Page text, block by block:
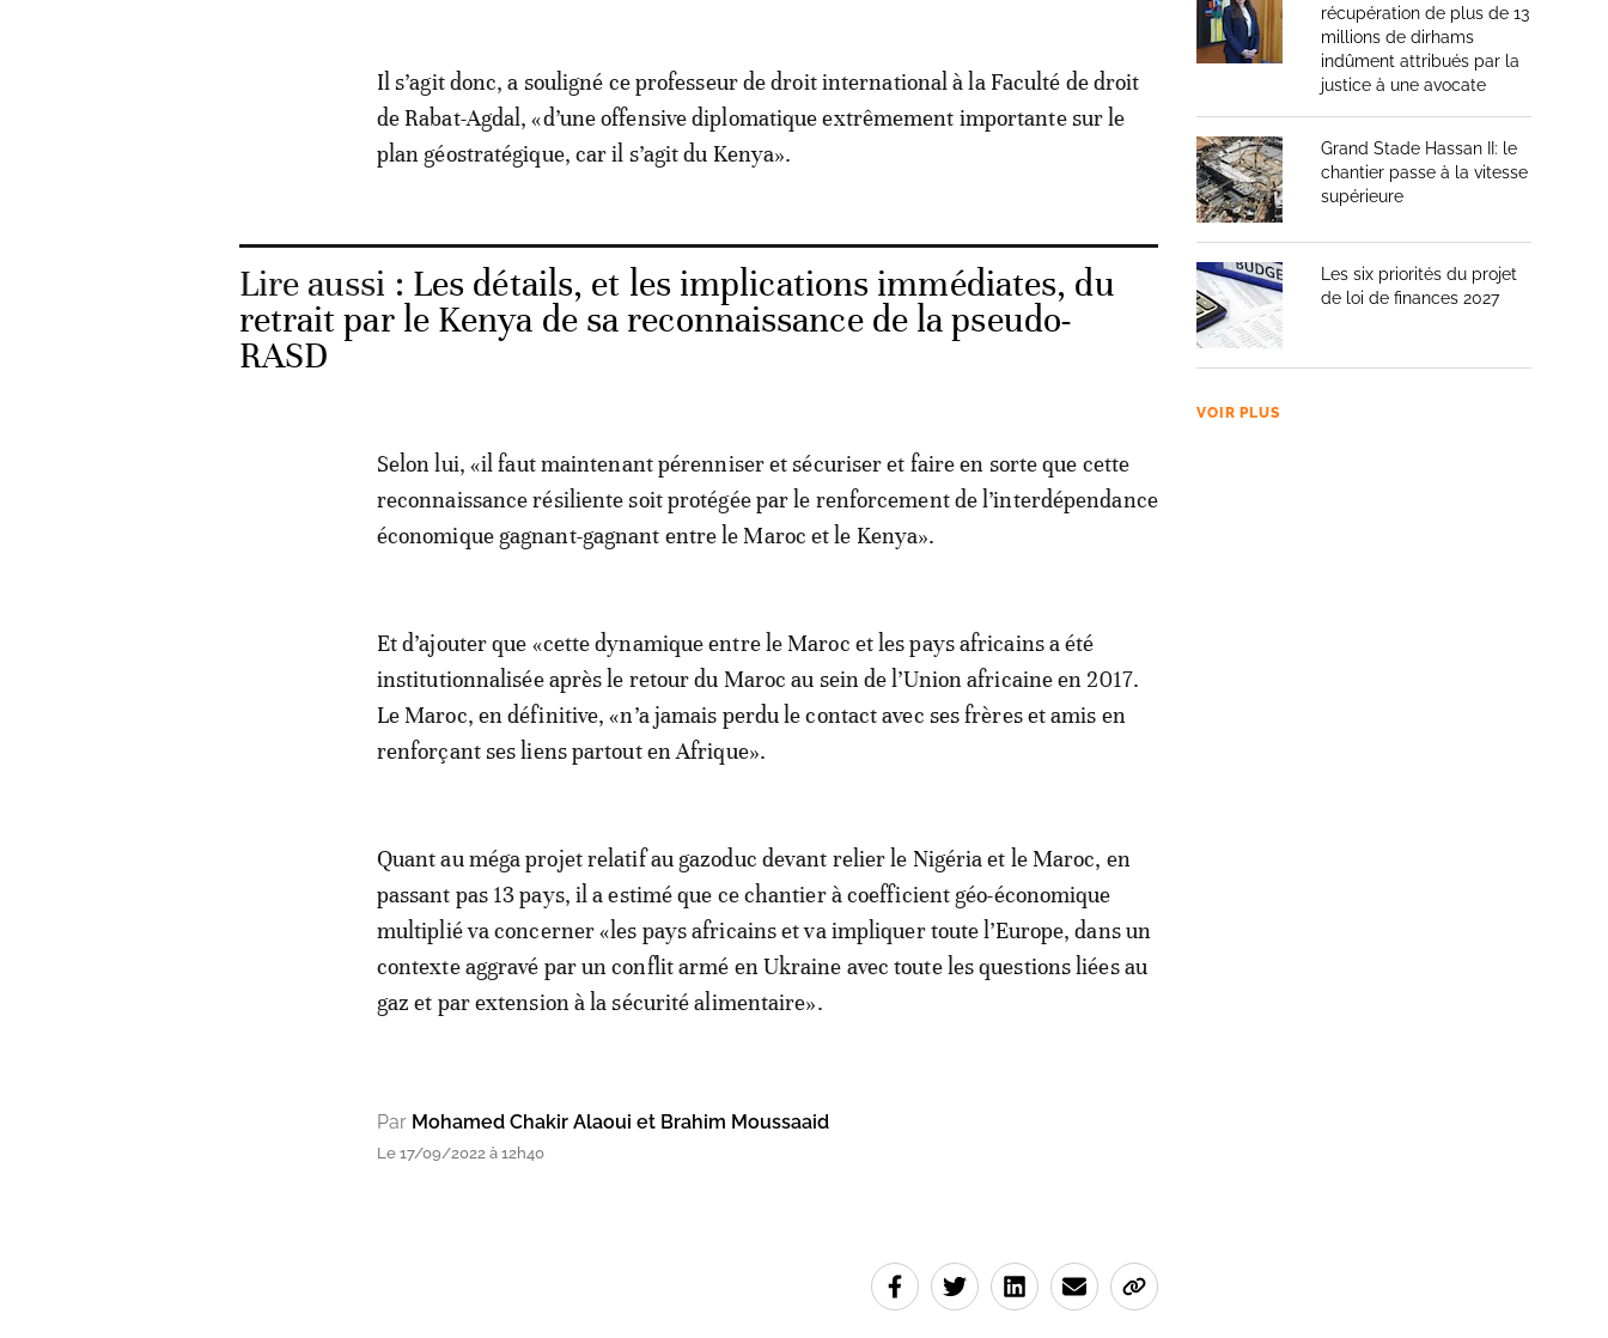
Il s’agit donc, a souligné ce professeur de droit international à la Faculté de droit
de Rabat-Agdal, «d’une offensive diplomatique extrêmement importante sur le
plan géostratégique, car il s’agit du Kenya».
Lire aussi : Les détails, et les implications immédiates, du
retrait par le Kenya de sa reconnaissance de la pseudo-
RASD
Selon lui, «il faut maintenant pérenniser et sécuriser et faire en sorte que cette
reconnaissance résiliente soit protégée par le renforcement de l’interdépendance
économique gagnant-gagnant entre le Maroc et le Kenya».
Et d’ajouter que «cette dynamique entre le Maroc et les pays africains a été
institutionnalisée après le retour du Maroc au sein de l’Union africaine en 2017.
Le Maroc, en définitive, «n’a jamais perdu le contact avec ses frères et amis en
renforçant ses liens partout en Afrique».
Quant au méga projet relatif au gazoduc devant relier le Nigéria et le Maroc, en
passant pas 13 pays, il a estimé que ce chantier à coefficient géo-économique
multiplié va concerner «les pays africains et va impliquer toute l’Europe, dans un
contexte aggravé par un conflit armé en Ukraine avec toute les questions liées au
gaz et par extension à la sécurité alimentaire».
Par Mohamed Chakir Alaoui et Brahim Moussaaid
Le 17/09/2022 à 12h40
récupération de plus de 13
millions de dirhams
indûment attribués par la
justice à une avocate
Grand Stade Hassan II: le
chantier passe à la vitesse
supérieure
Les six priorités du projet
de loi de finances 2027
VOIR PLUS